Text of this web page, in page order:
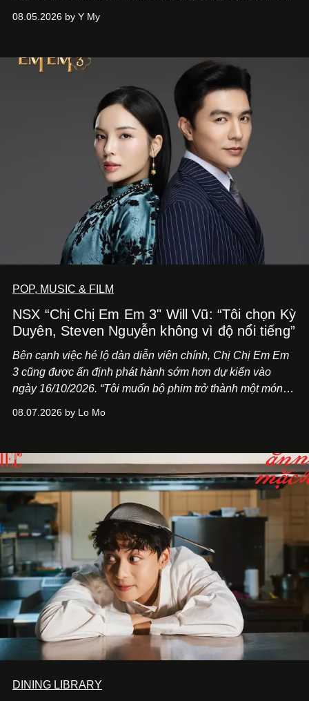
phẩm múa đương đại thành hiện thực, mang tên Lắng
08.05.2026 by Y My
POP, MUSIC & FILM
NSX “Chị Chị Em Em 3" Will Vũ: “Tôi chọn Kỳ
Duyên, Steven Nguyễn không vì độ nổi tiếng”
Bên cạnh việc hé lộ dàn diễn viên chính, Chị Chị Em Em
3 cũng được ấn định phát hành sớm hơn dự kiến vào
ngày 16/10/2026. “Tôi muốn bộ phim trở thành một món
Việt Nam”, NSX Will Vũ cho biết.
08.07.2026 by Lo Mo
DINING LIBRARY